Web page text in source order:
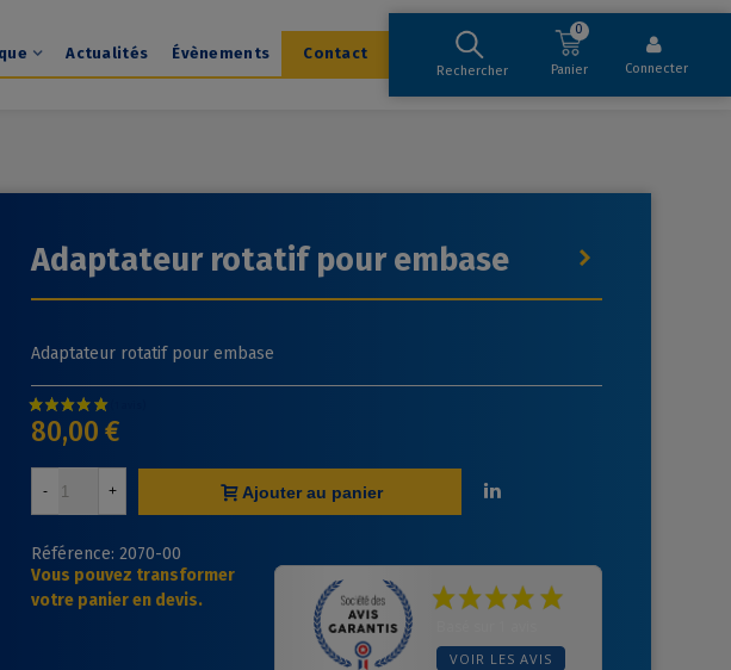
Actualités Évènements Contact
Rechercher Panier
0
Connecter
Adaptateur rotatif pour embase
Adaptateur rotatif pour embase
80,00 €
- + Ajouter au panier
VOIR LES AVIS
Référence: 2070-00
Vous pouvez transformer
votre panier en devis.